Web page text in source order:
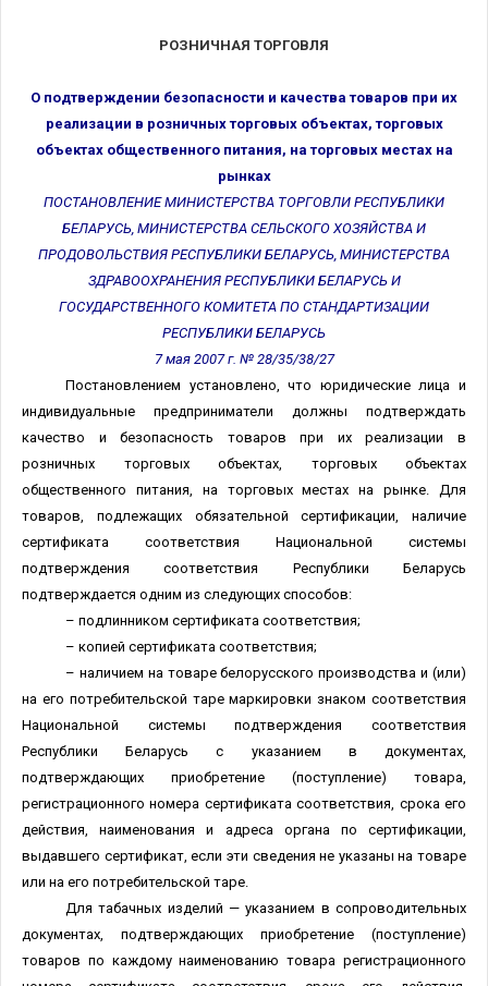
РОЗНИЧНАЯ ТОРГОВЛЯ
О подтверждении безопасности и качества товаров при их
реализации в розничных торговых объектах, торговых
объектах общественного питания, на торговых местах на
рынках
ПОСТАНОВЛЕНИЕ МИНИСТЕРСТВА ТОРГОВЛИ РЕСПУБЛИКИ
БЕЛАРУСЬ, МИНИСТЕРСТВА СЕЛЬСКОГО ХОЗЯЙСТВА И
ПРОДОВОЛЬСТВИЯ РЕСПУБЛИКИ БЕЛАРУСЬ, МИНИСТЕРСТВА
ЗДРАВООХРАНЕНИЯ РЕСПУБЛИКИ БЕЛАРУСЬ И
ГОСУДАРСТВЕННОГО КОМИТЕТА ПО СТАНДАРТИЗАЦИИ
РЕСПУБЛИКИ БЕЛАРУСЬ
7 мая 2007 г. № 28/35/38/27
Постановлением установлено, что юридические лица и
индивидуальные предприниматели должны подтверждать
качество и безопасность товаров при их реализации в
розничных торговых объектах, торговых объектах
общественного питания, на торговых местах на рынке. Для
товаров, подлежащих обязательной сертификации, наличие
сертификата соответствия Национальной системы
подтверждения соответствия Республики Беларусь
подтверждается одним из следующих способов:
– подлинником сертификата соответствия;
– копией сертификата соответствия;
– наличием на товаре белорусского производства и (или)
на его потребительской таре маркировки знаком соответствия
Национальной системы подтверждения соответствия
Республики Беларусь с указанием в документах,
подтверждающих приобретение (поступление) товара,
регистрационного номера сертификата соответствия, срока его
действия, наименования и адреса органа по сертификации,
выдавшего сертификат, если эти сведения не указаны на товаре
или на его потребительской таре.
Для табачных изделий — указанием в сопроводительных
документах, подтверждающих приобретение (поступление)
товаров по каждому наименованию товара регистрационного